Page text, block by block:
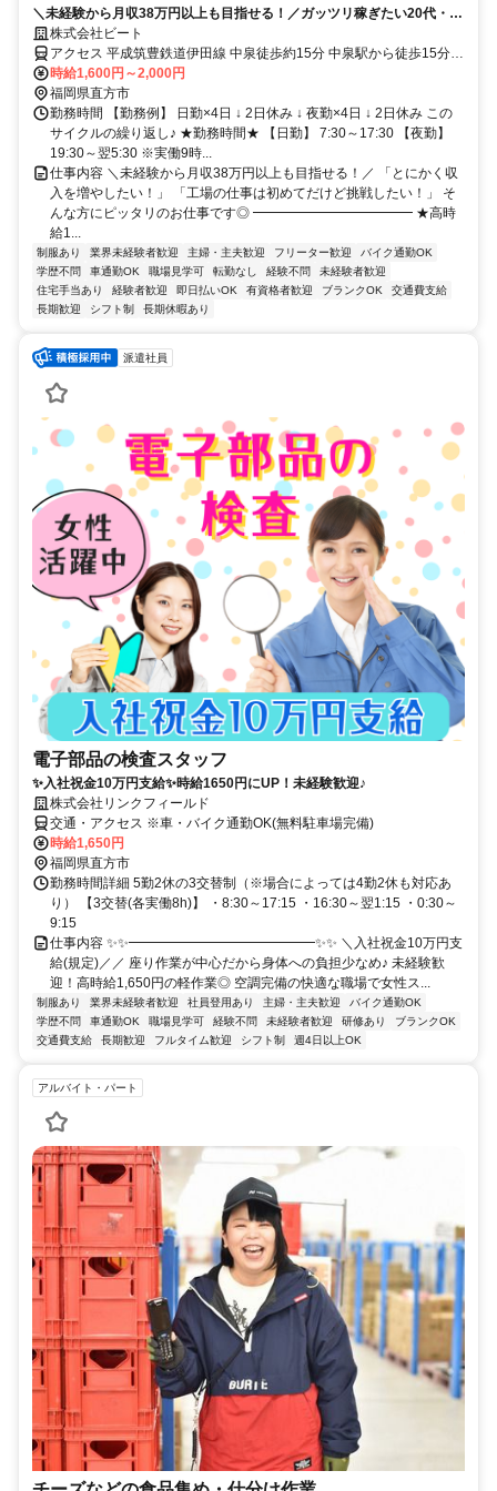
＼未経験から月収38万円以上も目指せる！／ガッツリ稼ぎたい20代・30
代活躍中★
株式会社ビート
アクセス 平成筑豊鉄道伊田線 中泉徒歩約15分 中泉駅から徒歩15分／
車・バイク・自転車通勤OK！
時給1,600円～2,000円
福岡県直方市
勤務時間 【勤務例】 日勤×4日 ↓ 2日休み ↓ 夜勤×4日 ↓ 2日休み この
サイクルの繰り返し♪ ★勤務時間★ 【日勤】 7:30～17:30 【夜勤】
19:30～翌5:30 ※実働9時...
仕事内容 ＼未経験から月収38万円以上も目指せる！／ 「とにかく収
入を増やしたい！」 「工場の仕事は初めてだけど挑戦したい！」 そ
んな方にピッタリのお仕事です◎ ━━━━━━━━━━━━ ★高時
給1...
制服あり 業界未経験者歓迎 主婦・主夫歓迎 フリーター歓迎
バイク通勤OK
学歴不問
車通勤OK 職場見学可 転勤なし 経験不問
未経験者歓迎
住宅手当あり
経験者歓迎 即日払いOK 有資格者歓迎 ブランクOK
交通費支給
長期歓迎
シフト制 長期休暇あり
派遣社員
電子部品の検査スタッフ
✨入社祝金10万円支給✨時給1650円にUP！未経験歓迎♪
株式会社リンクフィールド
交通・アクセス ※車・バイク通勤OK(無料駐車場完備)
時給1,650円
福岡県直方市
勤務時間詳細 5勤2休の3交替制（※場合によっては4勤2休も対応あ
り） 【3交替(各実働8h)】 ・8:30～17:15 ・16:30～翌1:15 ・0:30～
9:15
仕事内容 ✨✨━━━━━━━━━━━━━━✨✨ ＼入社祝金10万円支
給(規定)／／ 座り作業が中心だから身体への負担少なめ♪ 未経験歓
迎！高時給1,650円の軽作業◎ 空調完備の快適な職場で女性ス...
制服あり 業界未経験者歓迎 社員登用あり 主婦・主夫歓迎
バイク通勤OK
学歴不問
車通勤OK 職場見学可 経験不問 未経験者歓迎 研修あり
ブランクOK
交通費支給
長期歓迎 フルタイム歓迎 シフト制 週4日以上OK
アルバイト・パート